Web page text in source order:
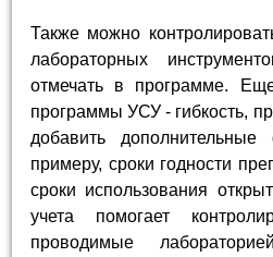
Также можно
лабораторных
отмечать в программе.
программы УСУ - гибкость,
добавить
примеру, сроки годности
сроки использования
учета помогает
проводимые